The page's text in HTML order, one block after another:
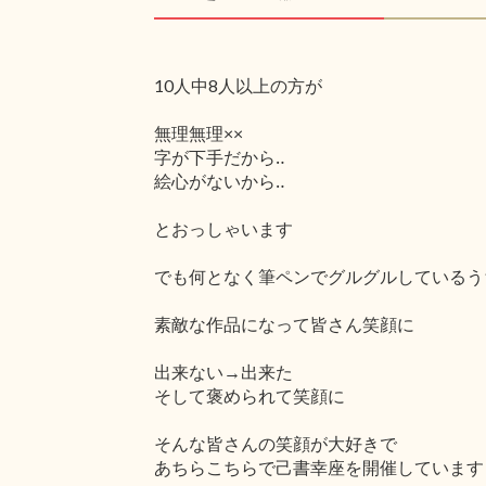
10人中8人以上の方が
無理無理××
字が下手だから‥
絵心がないから‥
とおっしゃいます
でも何となく筆ペンでグルグルしている
素敵な作品になって皆さん笑顔に
出来ない→出来た
そして褒められて笑顔に
そんな皆さんの笑顔が大好きで
あちらこちらで己書幸座を開催しています